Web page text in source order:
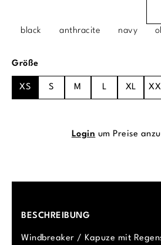
black anthracite navy
Größeauswählen
XS S M L XL
Login um Preise
BESCHREIBUNG
Windbreaker / Kapuze mit